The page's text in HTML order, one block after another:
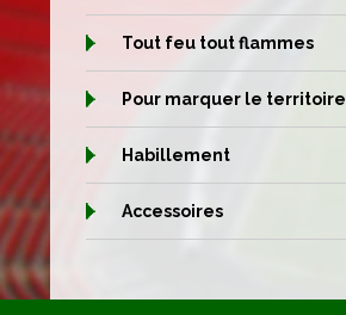
Tout feu tout flammes
Pour marquer le territoire
Habillement
Accessoires